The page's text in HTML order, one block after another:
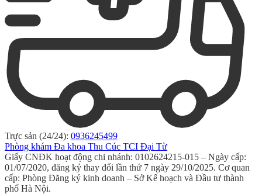
Trực sản (24/24): 0936245499
Phòng khám Đa khoa Thu Cúc TCI Đại Từ
Giấy CNĐK hoạt động chi nhánh: 0102624215-015 – Ngày cấp:
01/07/2020, đăng ký thay đổi lần thứ 7 ngày 29/10/2025. Cơ quan
cấp: Phòng Đăng ký kinh doanh – Sở Kế hoạch và Đầu tư thành
phố Hà Nội.